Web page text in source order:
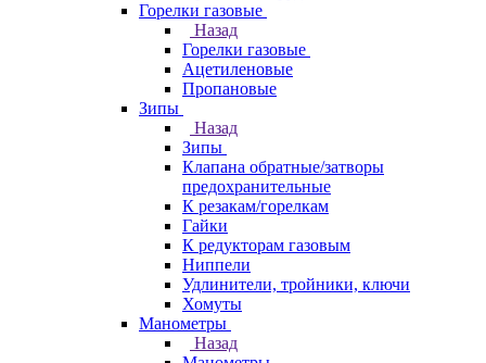
Горелки газовые
Назад
Горелки газовые
Ацетиленовые
Пропановые
Зипы
Назад
Зипы
Клапана обратные/затворы
предохранительные
К резакам/горелкам
Гайки
К редукторам газовым
Ниппели
Удлинители, тройники, ключи
Хомуты
Манометры
Назад